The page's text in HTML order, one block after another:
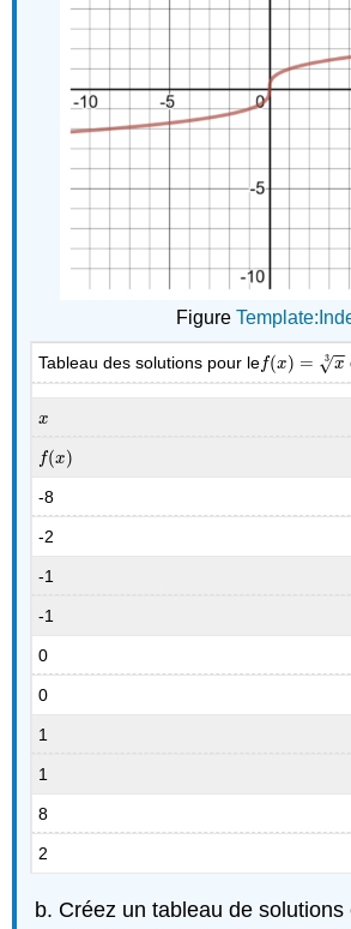
Figure
Tableau des solutions pour le f(x) = x
−
−
√
3
f(x)= x3
x
x
f(x)
f(x)
-8
-2
-1
-1
0
0
1
1
8
2
Créez un tableau de